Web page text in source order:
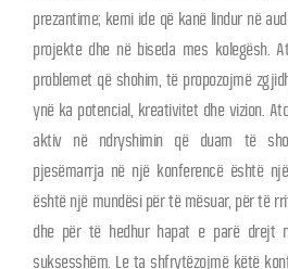
prezantime; kemi ide që kanë lindur në
projekte dhe në biseda mes kolegësh.
problemet që shohim, të propozojmë
ynë ka potencial, kreativitet dhe vizion.
aktiv në ndryshimin që duam të
pjesëmarrja në një konferencë është
është një mundësi për të mësuar, për të
dhe për të hedhur hapat e parë drejt
suksesshëm. Le ta shfrytëzojmë këtë